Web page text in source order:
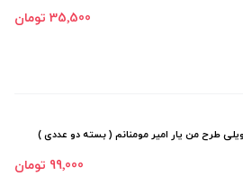
35٬500 تومان
طرح من یار امیر مومنانم ( بسته دو عددی )
99٬000 تومان